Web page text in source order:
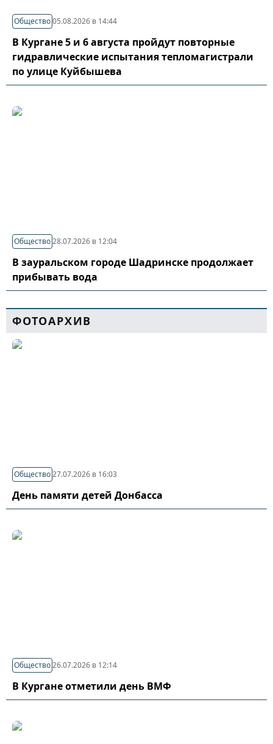
Общество05.08.2026 в 14:44
В Кургане 5 и 6 августа пройдут повторные
гидравлические испытания тепломагистрали
по улице Куйбышева
Общество28.07.2026 в 12:04
В зауральском городе Шадринске продолжает
прибывать вода
ФОТОАРХИВ
Общество27.07.2026 в 16:03
День памяти детей Донбасса
Общество26.07.2026 в 12:14
В Кургане отметили день ВМФ